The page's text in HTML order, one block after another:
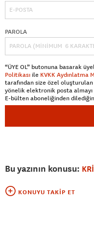
PAROLA
“ÜYE OL” butonuna basarak
Politikası ile KVKK Aydınlatma
tarafından size özel
yönelik elektronik posta almayı
E-bülten aboneliğinden
Bu yazının konusu:
KONUYU TAKIP ET